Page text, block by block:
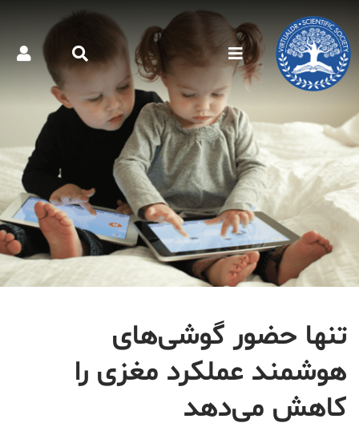
تنها حضور گوشى‌هاى
هوشمند عملكرد مغزى را
كاهش مى‌دهد